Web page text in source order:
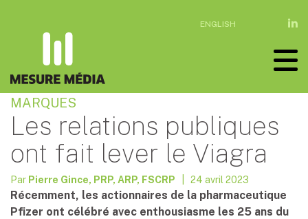
ENGLISH
MARQUES
Les relations publiques
ont fait lever le Viagra
Par Pierre Gince, PRP, ARP, FSCRP | 24 avril 2023
Récemment, les actionnaires de la pharmaceutique
Pfizer ont célébré avec enthousiasme les 25 ans du